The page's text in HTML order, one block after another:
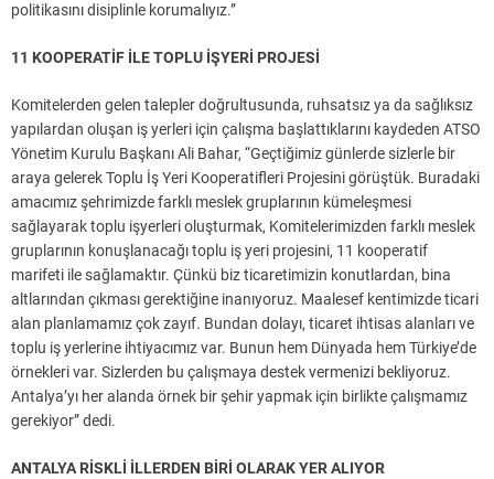
politikasını disiplinle korumalıyız.”
11 KOOPERATİF İLE TOPLU İŞYERİ PROJESİ
Komitelerden gelen talepler doğrultusunda, ruhsatsız ya da sağlıksız
yapılardan oluşan iş yerleri için çalışma başlattıklarını kaydeden ATSO
Yönetim Kurulu Başkanı Ali Bahar, “Geçtiğimiz günlerde sizlerle bir
araya gelerek Toplu İş Yeri Kooperatifleri Projesini görüştük. Buradaki
amacımız şehrimizde farklı meslek gruplarının kümeleşmesi
sağlayarak toplu işyerleri oluşturmak, Komitelerimizden farklı meslek
gruplarının konuşlanacağı toplu iş yeri projesini, 11 kooperatif
marifeti ile sağlamaktır. Çünkü biz ticaretimizin konutlardan, bina
altlarından çıkması gerektiğine inanıyoruz. Maalesef kentimizde ticari
alan planlamamız çok zayıf. Bundan dolayı, ticaret ihtisas alanları ve
toplu iş yerlerine ihtiyacımız var. Bunun hem Dünyada hem Türkiye’de
örnekleri var. Sizlerden bu çalışmaya destek vermenizi bekliyoruz.
Antalya’yı her alanda örnek bir şehir yapmak için birlikte çalışmamız
gerekiyor” dedi.
ANTALYA RİSKLİ İLLERDEN BİRİ OLARAK YER ALIYOR